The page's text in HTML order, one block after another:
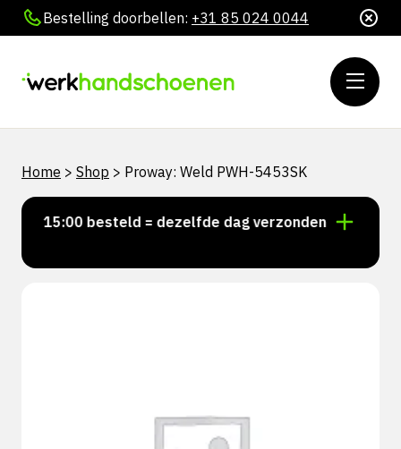
Bestelling doorbellen: +31 85 024 0044
Home > Shop > Proway: Weld PWH-5453SK
15:00 besteld = dezelfde dag verzonden